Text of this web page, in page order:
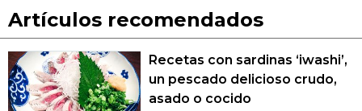
Artículos recomendados
Recetas con sardinas ‘iwashi’,
un pescado delicioso crudo,
asado o cocido